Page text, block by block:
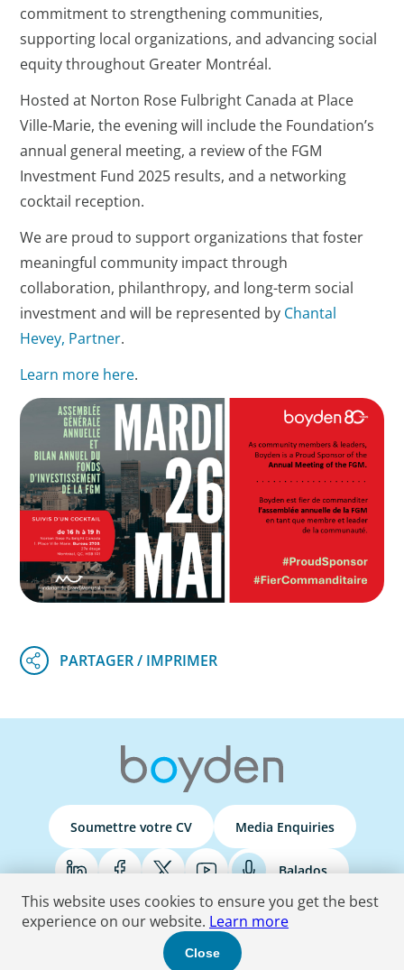
commitment to strengthening communities,
supporting local organizations, and advancing social
equity throughout Greater Montréal.
Hosted at Norton Rose Fulbright Canada at Place
Ville-Marie, the evening will include the Foundation’s
annual general meeting, a review of the FGM
Investment Fund 2025 results, and a networking
cocktail reception.
We are proud to support organizations that foster
meaningful community impact through
collaboration, philanthropy, and long-term social
investment and will be represented by Chantal
Hevey, Partner.
Learn more here.
Soumettre votre CV Media Enquiries
Balados
. Tous les droits sont réservés.
Terms & Conditions Privacy Policy Do Not Sell Accessibility Statement
This website uses cookies to ensure you get the best
experience on our website. Learn more
Close